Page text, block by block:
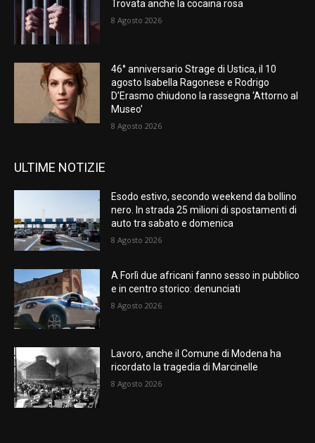
Trovata anche la cocaina rosa
8 Agosto 2026
46° anniversario Strage di Ustica, il 10
agosto Isabella Ragonese e Rodrigo
D’Erasmo chiudono la rassegna ‘Attorno al
Museo’
8 Agosto 2026
ULTIME NOTIZIE
Esodo estivo, secondo weekend da bollino
nero. In strada 25 milioni di spostamenti di
auto tra sabato e domenica
8 Agosto 2026
A Forlì due africani fanno sesso in pubblico
e in centro storico: denunciati
8 Agosto 2026
Lavoro, anche il Comune di Modena ha
ricordato la tragedia di Marcinelle
8 Agosto 2026